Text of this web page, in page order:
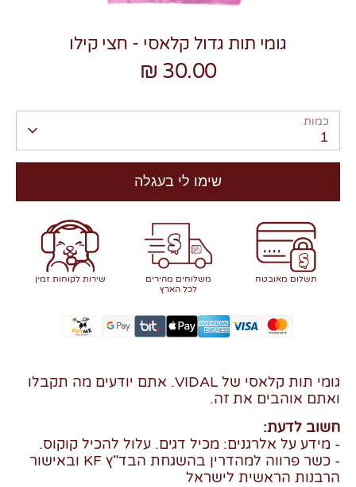
גומי תות גדול קלאסי - חצי קילו
30.00 ₪
כמות
1
שימו לי בעגלה
תשלום מאובטח
משלוחים מהירים
לכל הארץ
שירות לקוחות זמין
גומי תות קלאסי של VIDAL. אתם יודעים מה תקבלו
ואתם אוהבים את זה.
חשוב לדעת:
- מידע על אלרגנים: מכיל דגים. עלול להכיל קוקוס.
- כשר פרווה למהדרין בהשגחת הבד"ץ KF ובאישור
הרבנות הראשית לישראל